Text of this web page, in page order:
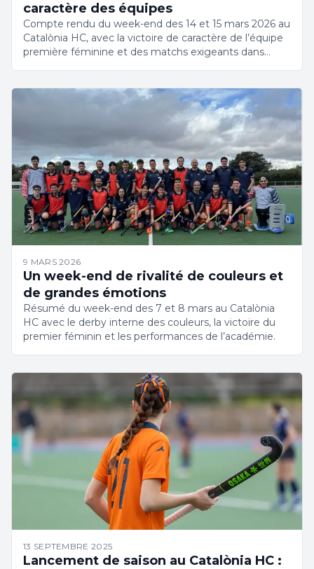
caractère des équipes
Compte rendu du week-end des 14 et 15 mars 2026 au
Catalònia HC, avec la victoire de caractère de l’équipe
première féminine et des matchs exigeants dans
9 MARS 2026
Un week-end de rivalité de couleurs et
de grandes émotions
Résumé du week-end des 7 et 8 mars au Catalònia
HC avec le derby interne des couleurs, la victoire du
premier féminin et les performances de l’académie.
13 SEPTEMBRE 2025
Lancement de saison au Catalònia HC :